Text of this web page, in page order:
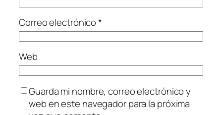
Correo electrónico*
Web
Guarda mi nombre, correo electrónico y
web en este navegador para la próxima